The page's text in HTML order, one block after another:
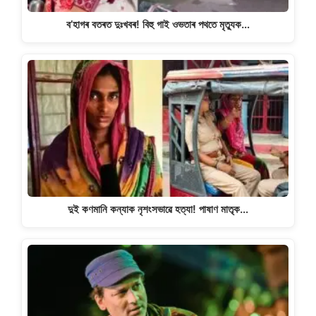
ব’হাগৰ বতৰত দুঃখবৰ! বিহু গাই ওভতাৰ পথতে মৃত্যুক…
দুই কণমানি কন্যাক নৃশংসভাৱে হত্যা! পাষাণ মাতৃক…